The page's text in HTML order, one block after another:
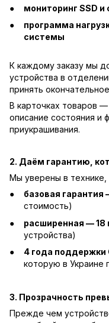
мониторинг SSD и
программа
системы
К каждому заказу мы
устройства в
принять
В карточках товаров
описание состояния и
приукрашивания.
2. Даём гарантию,
Мы уверены в
базовая гарантия
стоимость)
расширенная — 18
устройства)
4 года поддержки
которую в Украине
3. Прозрачность
Прежде чем